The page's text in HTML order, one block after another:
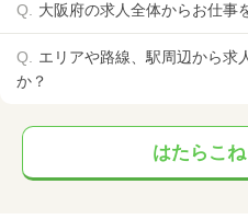
大阪府の求人全体からお仕事
エリアや路線、駅周辺から求
か？
はたらこ